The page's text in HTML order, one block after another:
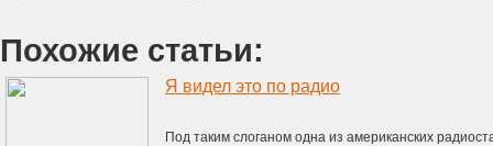
Похожие статьи:
Я видел это по радио
Под таким слоганом одна из американских